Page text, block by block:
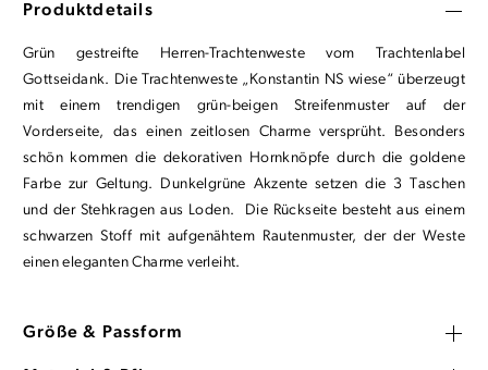
Produktdetails
Grün gestreifte Herren-Trachtenweste vom Trachtenlabel
Gottseidank. Die Trachtenweste „Konstantin NS wiese“ überzeugt
mit einem trendigen grün-beigen Streifenmuster auf der
Vorderseite, das einen zeitlosen Charme versprüht. Besonders
schön kommen die dekorativen Hornknöpfe durch die goldene
Farbe zur Geltung. Dunkelgrüne Akzente setzen die 3 Taschen
und der Stehkragen aus Loden. Die Rückseite besteht aus einem
schwarzen Stoff mit aufgenähtem Rautenmuster, der der Weste
einen eleganten Charme verleiht.
Größe & Passform